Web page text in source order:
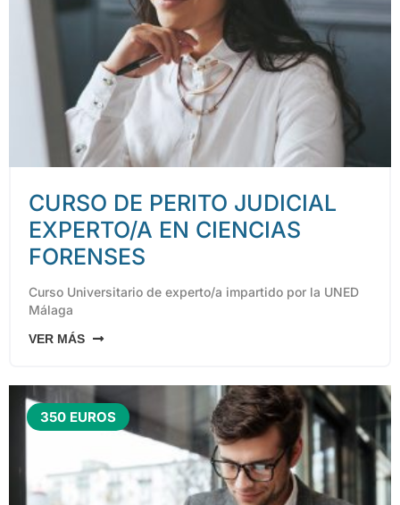
CURSO DE PERITO JUDICIAL
EXPERTO/A EN CIENCIAS
FORENSES
Curso Universitario de experto/a impartido por la UNED
Málaga
VER MÁS
350 EUROS